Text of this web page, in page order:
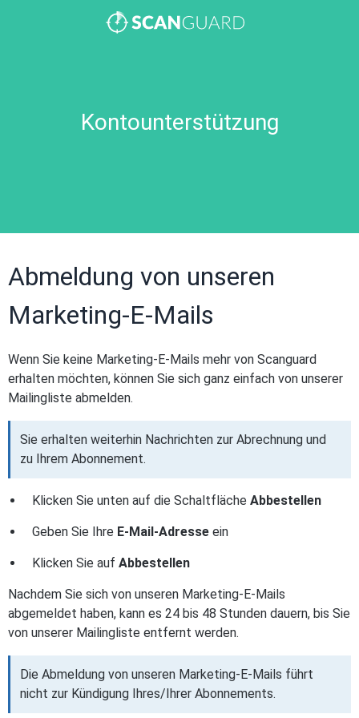
Kontounterstützung
Abmeldung von unseren
Marketing-E-Mails
Wenn Sie keine Marketing-E-Mails mehr von Scanguard
erhalten möchten, können Sie sich ganz einfach von unserer
Mailingliste abmelden.
Sie erhalten weiterhin Nachrichten zur Abrechnung und
zu Ihrem Abonnement.
Klicken Sie unten auf die Schaltfläche Abbestellen
Geben Sie Ihre E-Mail-Adresse ein
Klicken Sie auf Abbestellen
Nachdem Sie sich von unseren Marketing-E-Mails
abgemeldet haben, kann es 24 bis 48 Stunden dauern, bis Sie
von unserer Mailingliste entfernt werden.
Die Abmeldung von unseren Marketing-E-Mails führt
nicht zur Kündigung Ihres/Ihrer Abonnements.